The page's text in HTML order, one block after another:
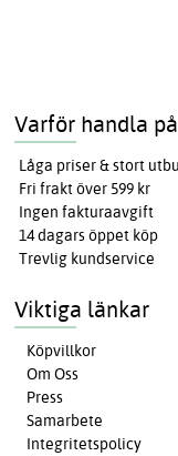
Varför handla
Låga priser & stort
Fri frakt över 599 kr
Ingen fakturaavgift
14 dagars öppet köp
Trevlig kundservice
Viktiga länkar
Köpvillkor
Om Oss
Press
Samarbete
Integritetspolicy